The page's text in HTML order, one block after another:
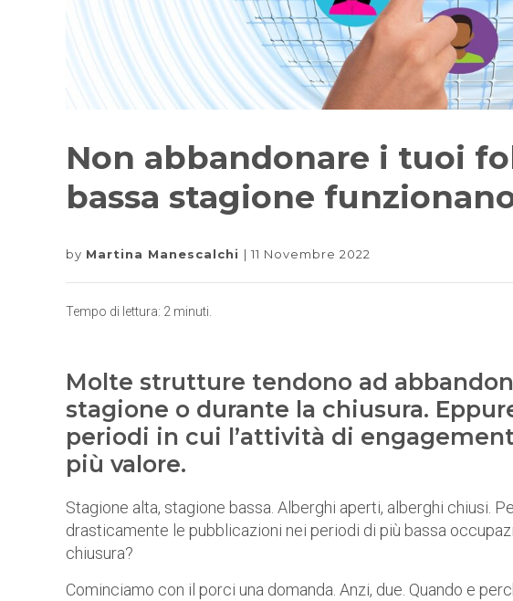
Non abbandonare i tuoi
bassa stagione
by Martina Manescalchi 11 Novembre 2022
Tempo di lettura: 2 minuti.
Molte strutture tendono ad
stagione o durante la chiusura.
periodi in cui l’attività di
più valore.
Stagione alta, stagione bassa. Alberghi aperti, alberghi chiusi.
drasticamente le pubblicazioni nei periodi di più bassa
chiusura?
Cominciamo con il porci una domanda. Anzi, due. Quando e